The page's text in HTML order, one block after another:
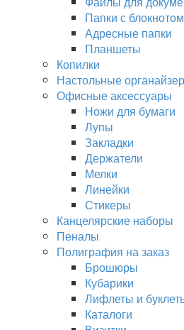
Папки с блокнотом
Адресные папки
Планшеты
Копилки
Настольные
Офисные аксессуары
Ножи для бумаги
Лупы
Закладки
Держатели
Мелки
Линейки
Стикеры
Канцелярские наборы
Пеналы
Полиграфия на заказ
Брошюры
Кубарики
Лифлеты и
Каталоги